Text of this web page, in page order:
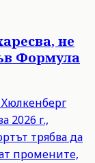
не
Формула
2026 г.,
трябва да
промените,